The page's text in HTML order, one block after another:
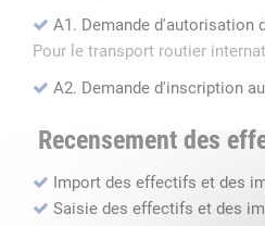
A1. Demande d'autorisation
Pour le transport routier
A2. Demande d'inscription
Recensement des
Import des effectifs et des
Saisie des effectifs et des